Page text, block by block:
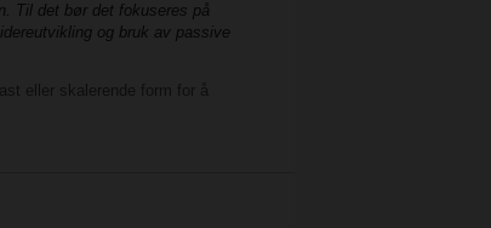
Til det bør det fokuseres på
og bruk av passive
fast eller skalerende form for å